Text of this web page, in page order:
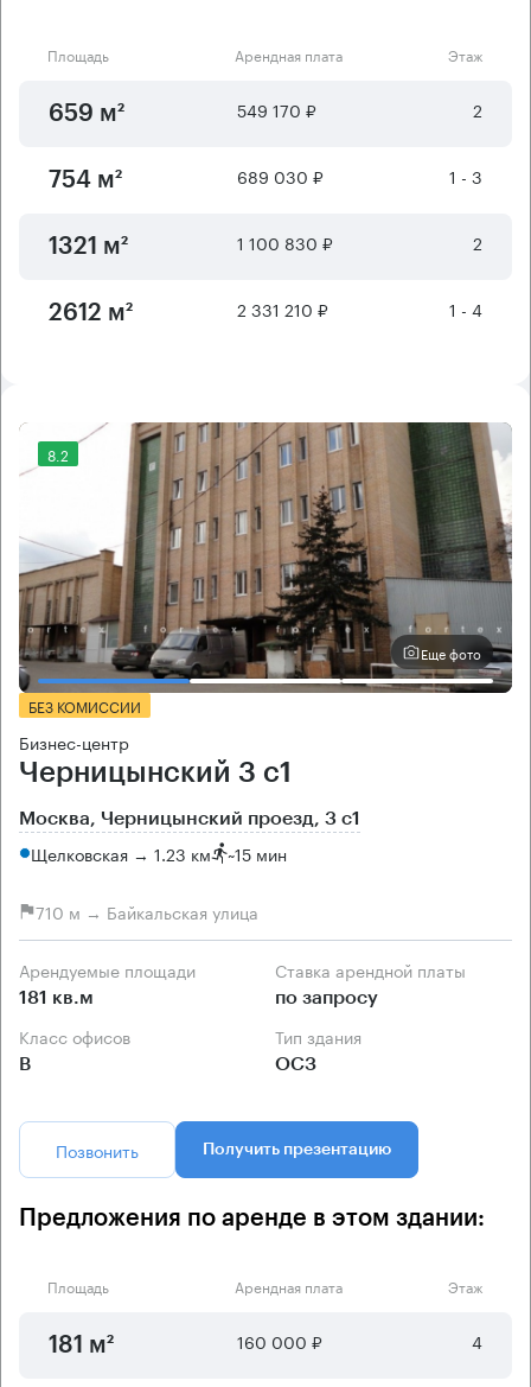
Площадь Арендная плата Этаж
659 м² 549 170 ₽ 2
754 м² 689 030 ₽ 1 - 3
1321 м² 1 100 830 ₽ 2
2612 м² 2 331 210 ₽ 1 - 4
8.2
Еще фото
БЕЗ КОМИССИИ
Бизнес-центр
Черницынский 3 с1
Москва, Черницынский проезд, 3 с1
Щелковская → 1.23 км ~15 мин
710 м → Байкальская улица
Арендуемые площади
181 кв.м
Ставка арендной платы
по запросу
Класс офисов
B
Тип здания
ОСЗ
Позвонить Получить презентацию
Предложения по аренде в этом здании:
Площадь Арендная плата Этаж
181 м² 160 000 ₽ 4